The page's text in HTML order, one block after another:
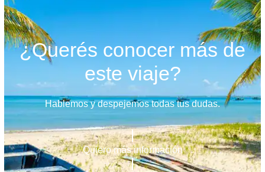
¿Querés conocer más de
este viaje?
Hablemos y despejemos todas tus dudas.
Quiero más información